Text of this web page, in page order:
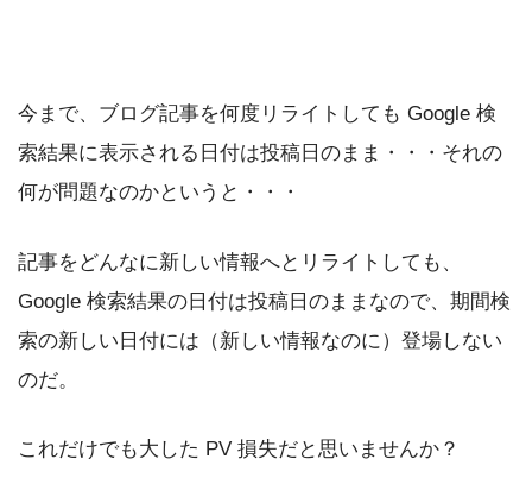
今まで、ブログ記事を何度リライトしても Google 検
索結果に表示される日付は投稿日のまま・・・それの
何が問題なのかというと・・・
記事をどんなに新しい情報へとリライトしても、
Google 検索結果の日付は投稿日のままなので、期間検
索の新しい日付には（新しい情報なのに）登場しない
のだ。
これだけでも大した PV 損失だと思いませんか？